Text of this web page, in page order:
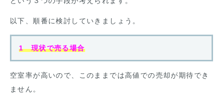
以下、順番に検討していきましょう。
1 現状で売る場合
空室率が高いので、このままでは高値での売却が期待でき
ません。